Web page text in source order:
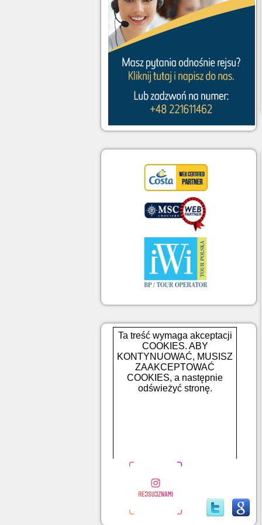
Ta treść wymaga akceptacji
COOKIES. ABY
KONTYNUOWAĆ, MUSISZ
ZAAKCEPTOWAĆ
COOKIES, a następnie
odświeżyć stronę.